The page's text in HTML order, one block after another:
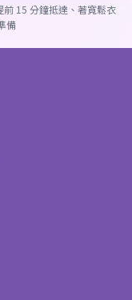
15 分鐘抵達、著寬鬆衣
備